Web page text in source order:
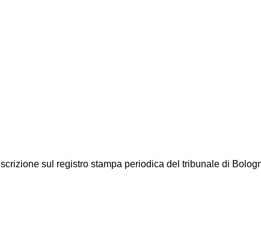
Iscrizione sul registro stampa periodica del tribunale di